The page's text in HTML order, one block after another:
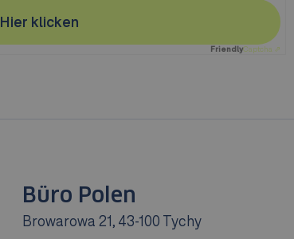
Hier klicken
FriendlyCaptcha ⇗
Büro Polen
Browarowa 21, 43-100 Tychy